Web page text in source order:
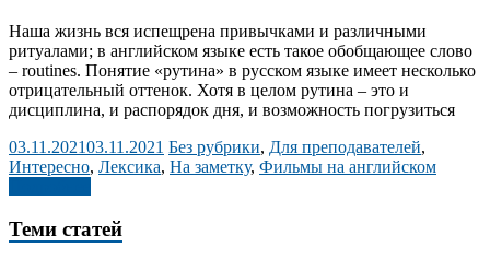
Наша жизнь вся испещрена привычками и различными
ритуалами; в английском языке есть такое обобщающее слово
– routines. Понятие «рутина» в русском языке имеет несколько
отрицательный оттенок. Хотя в целом рутина – это и
дисциплина, и распорядок дня, и возможность погрузиться
03.11.202103.11.2021 Без рубрики, Для преподавателей,
Интересно, Лексика, На заметку, Фильмы на английском
Теми статей